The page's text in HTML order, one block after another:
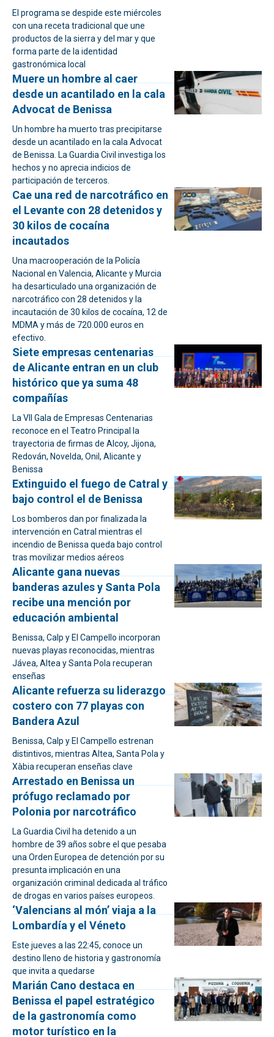
El programa se despide este miércoles
con una receta tradicional que une
productos de la sierra y del mar y que
forma parte de la identidad
gastronómica local
Muere un hombre al caer
desde un acantilado en la cala
Advocat de Benissa
Un hombre ha muerto tras precipitarse
desde un acantilado en la cala Advocat
de Benissa. La Guardia Civil investiga los
hechos y no aprecia indicios de
participación de terceros.
Cae una red de narcotráfico en
el Levante con 28 detenidos y
30 kilos de cocaína
incautados
Una macrooperación de la Policía
Nacional en Valencia, Alicante y Murcia
ha desarticulado una organización de
narcotráfico con 28 detenidos y la
incautación de 30 kilos de cocaína, 12 de
MDMA y más de 720.000 euros en
efectivo.
Siete empresas centenarias
de Alicante entran en un club
histórico que ya suma 48
compañías
La VII Gala de Empresas Centenarias
reconoce en el Teatro Principal la
trayectoria de firmas de Alcoy, Jijona,
Redován, Novelda, Onil, Alicante y
Benissa
Extinguido el fuego de Catral y
bajo control el de Benissa
Los bomberos dan por finalizada la
intervención en Catral mientras el
incendio de Benissa queda bajo control
tras movilizar medios aéreos
Alicante gana nuevas
banderas azules y Santa Pola
recibe una mención por
educación ambiental
Benissa, Calp y El Campello incorporan
nuevas playas reconocidas, mientras
Jávea, Altea y Santa Pola recuperan
enseñas
Alicante refuerza su liderazgo
costero con 77 playas con
Bandera Azul
Benissa, Calp y El Campello estrenan
distintivos, mientras Altea, Santa Pola y
Xàbia recuperan enseñas clave
Arrestado en Benissa un
prófugo reclamado por
Polonia por narcotráfico
La Guardia Civil ha detenido a un
hombre de 39 años sobre el que pesaba
una Orden Europea de detención por su
presunta implicación en una
organización criminal dedicada al tráfico
de drogas en varios países europeos.
‘Valencians al món’ viaja a la
Lombardía y el Véneto
Este jueves a las 22:45, conoce un
destino lleno de historia y gastronomía
que invita a quedarse
Marián Cano destaca en
Benissa el papel estratégico
de la gastronomía como
motor turístico en la